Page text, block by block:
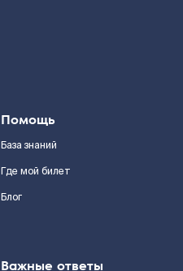
Помощь
База знаний
Где мой билет
Блог
Важные ответы